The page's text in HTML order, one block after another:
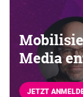
Media
JETZT